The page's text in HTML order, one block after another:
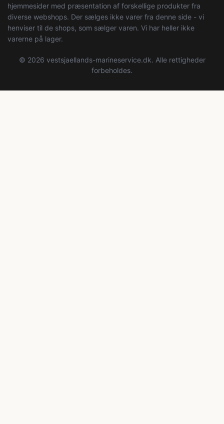
hjemmesider med præsentation af forskellige produkter fra
diverse webshops. Der sælges ikke varer fra denne side - vi
henviser til de shops, som sælger varen. Vi har heller ikke
varerne på lager.
© 2026 vestsjaellands-marineservice.dk. Alle rettigheder
forbeholdes.